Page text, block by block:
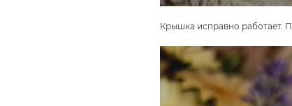
Крышка исправно работает.